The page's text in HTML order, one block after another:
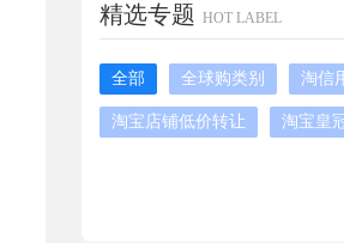
精选专题 HOT LABEL
全部 全球购类别 淘信
淘宝店铺低价转让 淘宝皇